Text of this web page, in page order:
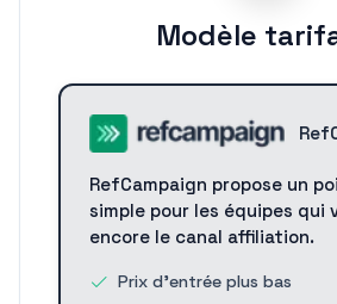
Modèle
RefCampaign propose un
simple pour les équipes qui
encore le canal affiliation.
Prix d'entrée plus bas